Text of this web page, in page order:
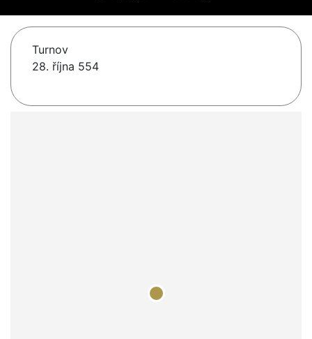
Turnov
28. října 554